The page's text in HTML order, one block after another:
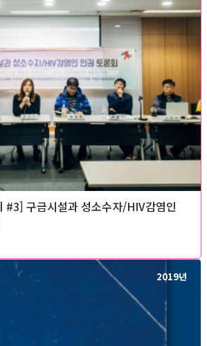
구금시설과 성소수자/HIV감염인
2019년